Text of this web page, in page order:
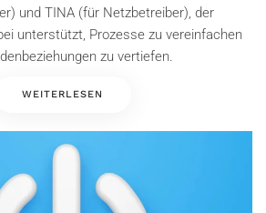
und TINA (für Netzbetreiber), der
unterstützt, Prozesse zu vereinfachen
zu vertiefen.
WEITERLESEN